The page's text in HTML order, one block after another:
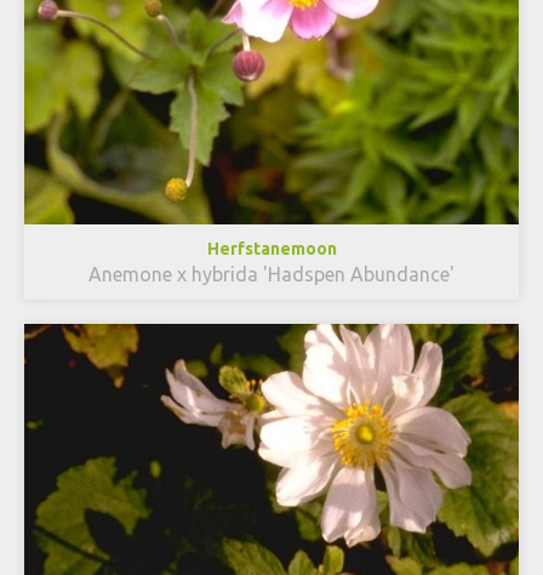
Herfstanemoon
Anemone x hybrida 'Hadspen Abundance'